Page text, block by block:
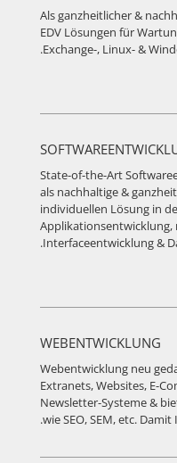
Als ganzheitlicher &
EDV Lösungen für
Exchange-, Linux- &
State-of-the-Art
als nachhaltige &
individuellen Lösung in
Interfaceentwicklung &
WEBENTWICKLUNG
Webentwicklung neu
Extranets, Websites, E-
Newsletter-Systeme &
wie SEO, SEM, etc.